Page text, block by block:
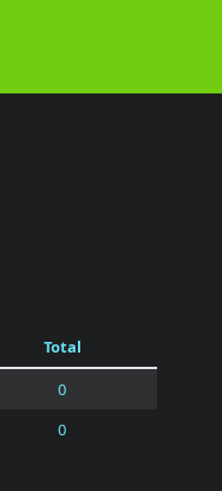
Total
0
0